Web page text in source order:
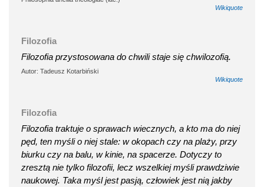
Wikiquote
Filozofia
Filozofia przystosowana do chwili staje się chwilozofią.
Autor: Tadeusz Kotarbiński
Wikiquote
Filozofia
Filozofia traktuje o sprawach wiecznych, a kto ma do niej
pęd, ten myśli o niej stale: w okopach czy na plaży, przy
biurku czy na balu, w kinie, na spacerze. Dotyczy to
zresztą nie tylko filozofii, lecz wszelkiej myśli prawdziwie
naukowej. Taka myśl jest pasją, człowiek jest nią jakby